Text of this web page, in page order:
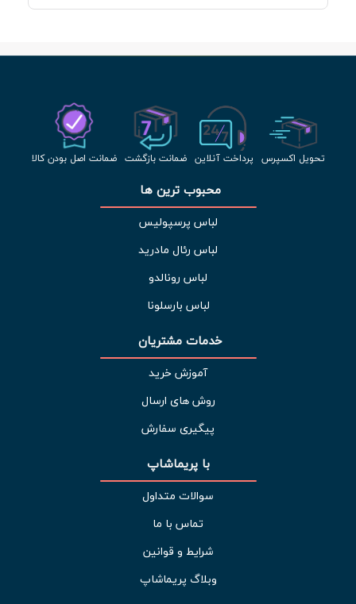
تحویل اکسپرس پرداخت آنلاین ضمانت بازگشت ضمانت اصل بودن کالا
محبوب ترین ها
لباس پرسپولیس
لباس رئال مادرید
لباس رونالدو
لباس بارسلونا
خدمات مشتریان
آموزش خرید
روش های ارسال
پیگیری سفارش
با پریماشاپ
سوالات متداول
تماس با ما
شرایط و قوانین
وبلاگ پریماشاپ